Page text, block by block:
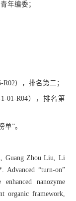
年编委；
），排名第二；
01-R04），排名第
单”。
Guang Zhou Liu, Li
“turn-on”
nanozyme
organic framework,